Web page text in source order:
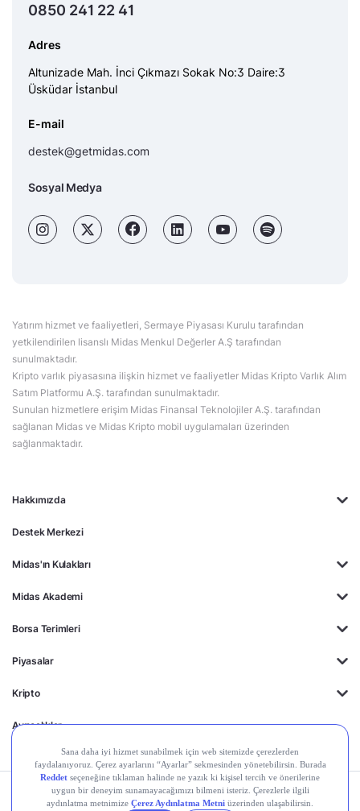
Hakkımızda
Destek Merkezi
Midas'ın Kulakları
Midas Akademi
Borsa Terimleri
Piyasalar
Kripto
Ayrıcalıklar
0850 241 22 41
Adres
Altunizade Mah. İnci Çıkmazı Sokak No:3 Daire:3
Üsküdar İstanbul
E-mail
destek@getmidas.com
Sosyal Medya
Yatırım hizmet ve faaliyetleri, Sermaye Piyasası Kurulu tarafından
yetkilendirilen lisanslı Midas Menkul Değerler A.Ş tarafından
sunulmaktadır.
Kripto varlık piyasasına ilişkin hizmet ve faaliyetler Midas Kripto Varlık Alım
Satım Platformu A.Ş. tarafından sunulmaktadır.
Sunulan hizmetlere erişim Midas Finansal Teknolojiler A.Ş. tarafından
sağlanan Midas ve Midas Kripto mobil uygulamaları üzerinden
sağlanmaktadır.
Kişisel Verilerin
Gizlilik
Yasal
Çerez